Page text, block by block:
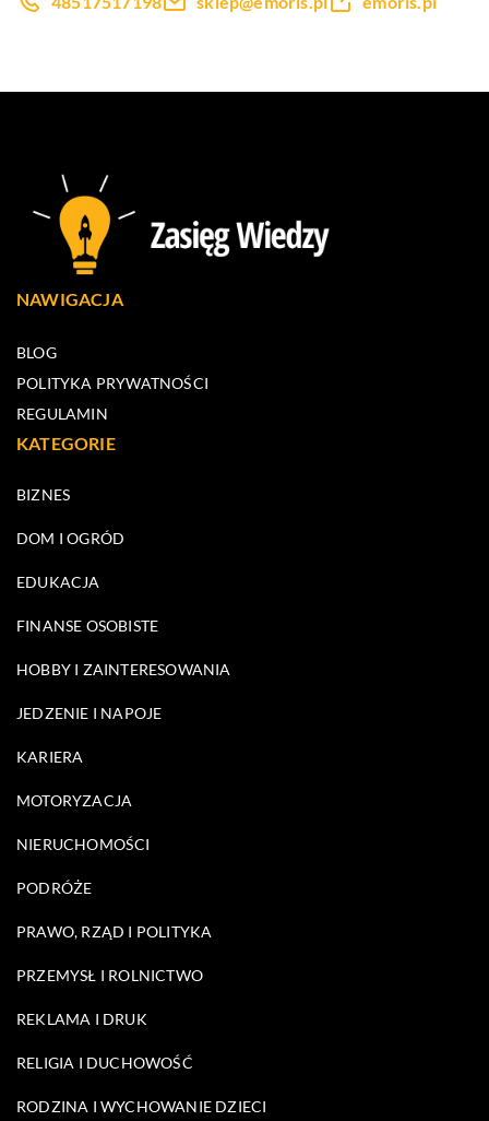
NAWIGACJA
BLOG
POLITYKA PRYWATNOŚCI
REGULAMIN
KATEGORIE
BIZNES
DOM I OGRÓD
EDUKACJA
FINANSE OSOBISTE
HOBBY I ZAINTERESOWANIA
JEDZENIE I NAPOJE
KARIERA
MOTORYZACJA
NIERUCHOMOŚCI
PODRÓŻE
PRAWO, RZĄD I POLITYKA
PRZEMYSŁ I ROLNICTWO
REKLAMA I DRUK
RELIGIA I DUCHOWOŚĆ
RODZINA I WYCHOWANIE DZIECI